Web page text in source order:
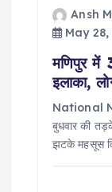
Ansh
May 28,
मणिपुर में
इलाका,
National
बुधवार की
झटके महसूस